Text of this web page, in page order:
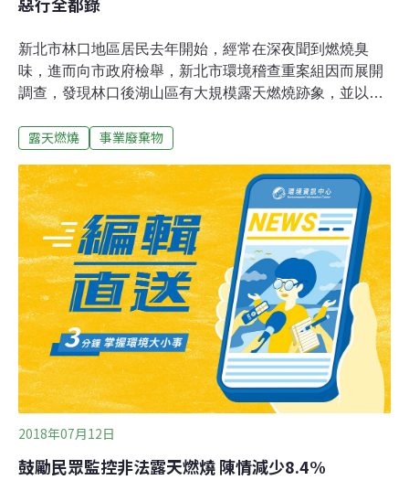
新北市林口地區居民去年開始，經常在深夜聞到燃燒臭
味，進而向市政府檢舉，新北市環境稽查重案組因而展開
調查，發現林口後湖山區有大規模露天燃燒跡象，並以空
因火勢過大遭到燒毀，所幸內部記憶卡尚可讀取，果然在
惡臭、濃煙造成嚴重空氣污染，全案於二月初移送地檢
署，依《廢棄物清理法》偵辦。林口後湖地區家具業者非
法露天焚燒事業廢棄物 惡臭、黑煙造成嚴重空污為強化環
境犯罪稽查與跨部會的通力合作，新北市政府「環境稽查
重案組」於2019年10月8日掛牌成立，警界出身的新北市
長侯友宜強調，沒有環安就沒有治安，因此把環安列為安
全五環的施政重點之一，要整合檢察、調察、警察、環境
督察等四個單位的同仁，聯合打擊犯罪，將過去單一局處
無法偵破的疑難案件，透過重案組逐一破解。環保局表
示，重案組接獲市民檢舉後隨即展開調查，在林口後
露天燃燒 事業廢棄物
2018年07月12日
鼓勵民眾監控非法露天燃燒 陳情減少8.4%